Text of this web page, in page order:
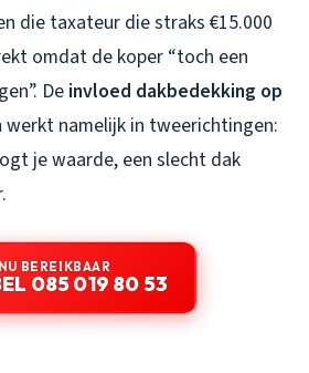
die taxateur die straks €15.000
omdat de koper “toch een
De invloed dakbedekking op
werkt namelijk in tweerichtingen:
je waarde, een slecht dak
BEREIKBAAR
085 019 80 53